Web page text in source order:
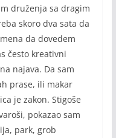
druženja sa dragim
skoro dva sata da
da dovedem
često kreativni
najava. Da sam
prase, ili makar
je zakon. Stigoše
pokazao sam
park, grob